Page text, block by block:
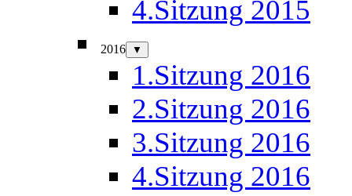
4.Sitzung 2015
2016 ▼
1.Sitzung 2016
2.Sitzung 2016
3.Sitzung 2016
4.Sitzung 2016